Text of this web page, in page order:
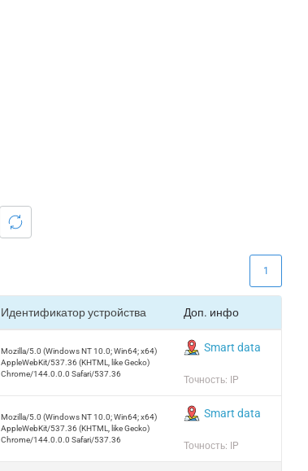
1
Идентификатор устройства Доп. инфо
Mozilla/5.0 (Windows NT 10.0; Win64; x64)
AppleWebKit/537.36 (KHTML, like Gecko)
Chrome/144.0.0.0 Safari/537.36
Smart data
Точность: IP
Mozilla/5.0 (Windows NT 10.0; Win64; x64)
AppleWebKit/537.36 (KHTML, like Gecko)
Chrome/144.0.0.0 Safari/537.36
Smart data
Точность: IP